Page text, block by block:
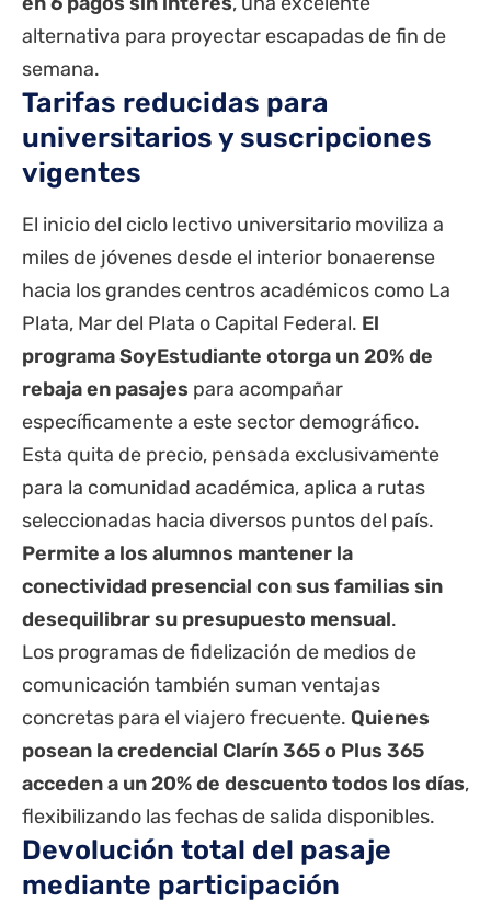
alternativa para proyectar escapadas de fin de
semana.
Tarifas reducidas para
universitarios y suscripciones
vigentes
El inicio del ciclo lectivo universitario moviliza a
miles de jóvenes desde el interior bonaerense
hacia los grandes centros académicos como La
Plata, Mar del Plata o Capital Federal. El
programa SoyEstudiante otorga un 20% de
rebaja en pasajes para acompañar
específicamente a este sector demográfico.
Esta quita de precio, pensada exclusivamente
para la comunidad académica, aplica a rutas
seleccionadas hacia diversos puntos del país.
Permite a los alumnos mantener la
conectividad presencial con sus familias sin
desequilibrar su presupuesto mensual.
Los programas de fidelización de medios de
comunicación también suman ventajas
concretas para el viajero frecuente. Quienes
posean la credencial Clarín 365 o Plus 365
acceden a un 20% de descuento todos los días,
flexibilizando las fechas de salida disponibles.
Devolución total del pasaje
mediante participación